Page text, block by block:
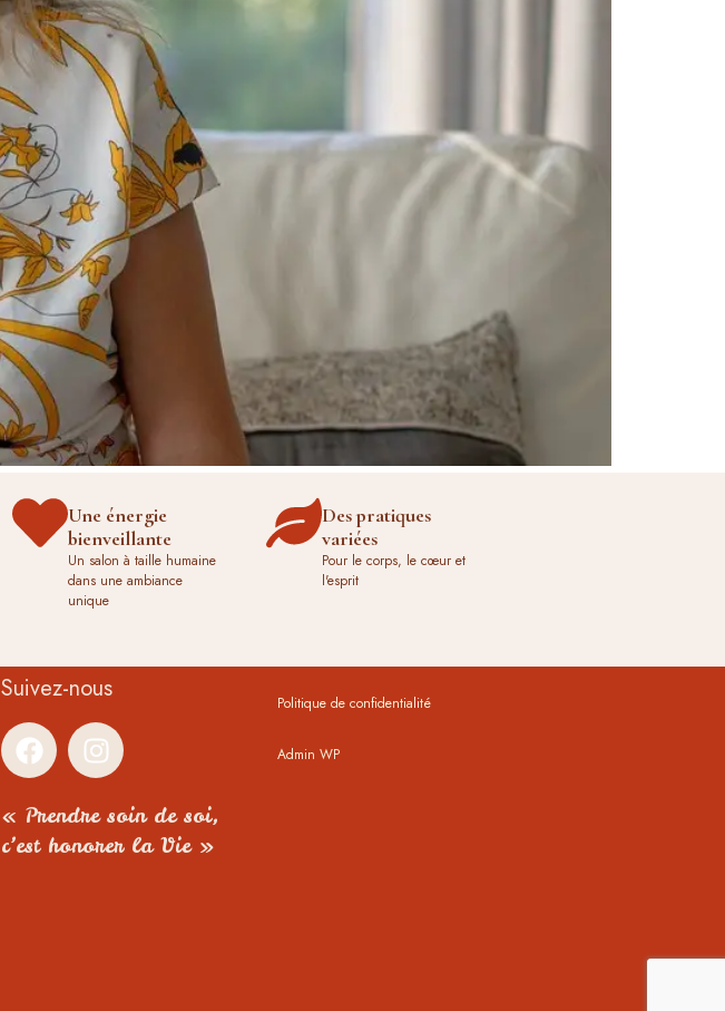
Une énergie
bienveillante
Un salon à taille humaine
dans une ambiance
unique
Des pratiques
variées
Pour le corps, le cœur et
l'esprit
Suivez-nous
« Prendre soin de soi,
c’est honorer la Vie »
Politique de confidentialité
Admin WP